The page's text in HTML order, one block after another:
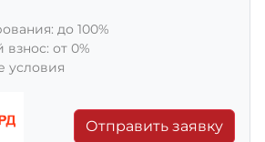
до 100%
от 0%
условия
Отправить заявку